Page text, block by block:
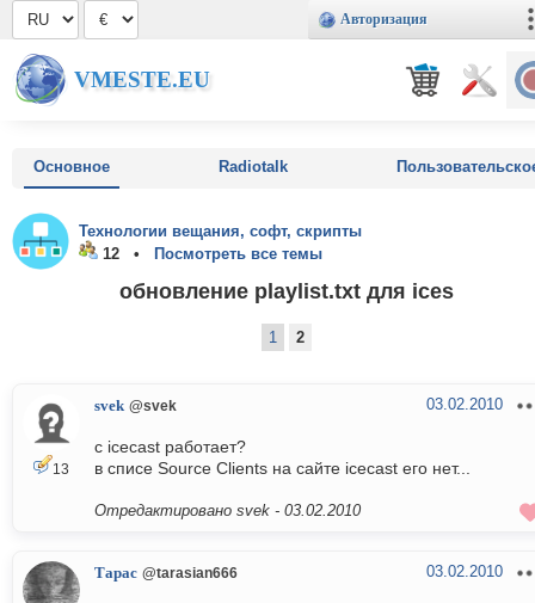
Авторизация
VMESTE.EU
Основное Radiotalk
Технологии вещания, софт, скрипты
12 •
Посмотреть все темы
обновление playlist.txt для ices
1 2
13
svek @svek 03.02.2010
с icecast работает?
в списе Source Clients на сайте icecast его нет...
Отредактировано svek - 03.02.2010
Тарас @tarasian666 03.02.2010